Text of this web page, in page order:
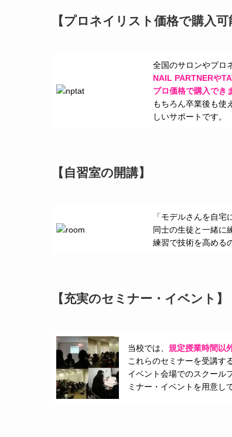
【プロネイリスト価格で購入可
全国のサロンやプロ
NAIL PARTNERや
プロ価格で購入でき
もちろん卒業後も使
しいサポートです。
【自習室の開講】
「モデルさんを自
同士の生徒と一緒に
練習で技術を高める
【充実のセミナー・イベント】
当校では、 規定授業時間以
これらのセミナーを受講す
イベント会場でのスクール
ミナー・イベントを用意し